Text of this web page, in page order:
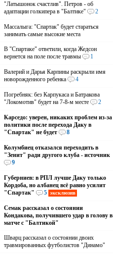
"Латышонок счастлив". Петров - об
адаптации голкипера в "Балтике"
2
Массалыга: "Спартак" будет стараться
занимать самые высокие места
В "Спартаке" ответили, когда Жедсон
вернется на поле после травмы
1
Валерий и Дарья Карпины раскрыли имя
новорожденного ребенка
4
Погребняк: без Карпукаса и Батракова
"Локомотив" будет на 7-8-м месте
2
Карседо: уверен, никаких проблем из-за
политики после перехода Даку в
"Спартак" не будет
8
Колумбиец отказался переходить в
"Зенит" ради другого клуба - источник
9
Губерниев: в РПЛ лучше Даку только
Кордоба, но албанец всё равно усилит
"Спартак"
5 эксклюзив
Семак рассказал о состоянии
Кондакова, получившего удар в голову в
матче с "Балтикой"
Шварц рассказал о состоянии двоих
травмированных футболистов "Динамо"